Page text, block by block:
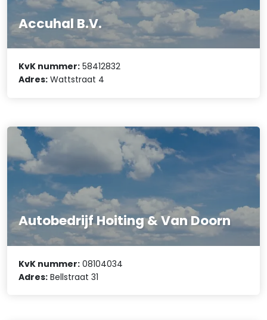
Accuhal B.V.
KvK nummer: 58412832
Adres: Wattstraat 4
Autobedrijf Hoiting & Van Doorn
KvK nummer: 08104034
Adres: Bellstraat 31